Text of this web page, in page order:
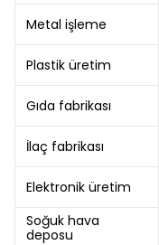
Metal işleme
Plastik üretim
Gıda fabrikası
İlaç fabrikası
Elektronik üretim
Soğuk hava
deposu